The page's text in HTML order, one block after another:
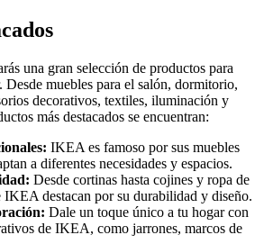
una gran selección de productos para
Desde muebles para el salón, dormitorio,
decorativos, textiles, iluminación y
más destacados se encuentran:
IKEA es famoso por sus muebles
a diferentes necesidades y espacios.
Desde cortinas hasta cojines y ropa de
IKEA destacan por su durabilidad y diseño.
Dale un toque único a tu hogar con
de IKEA, como jarrones, marcos de